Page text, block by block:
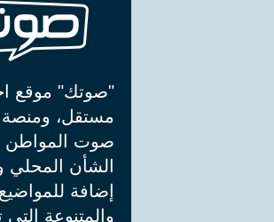
"صوتك" موقع
مستقل، ومنصة
صوت المواطن
الشأن المحلي
إضافة
والمتنوعة التي